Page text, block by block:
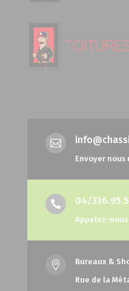

Envoyer nous
 04/
Appelez-nous

Bureaux &
Rue de la